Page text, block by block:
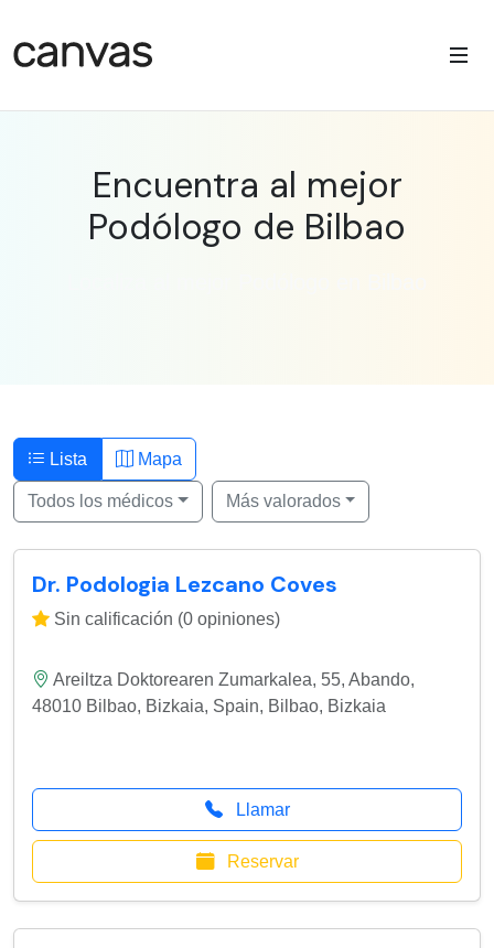
Encuentra al mejor
Podólogo de Bilbao
Lista Mapa
Todos los médicos Más valorados
Dr. Podologia Lezcano Coves
Sin calificación (0 opiniones)
Areiltza Doktorearen Zumarkalea, 55, Abando,
48010 Bilbao, Bizkaia, Spain, Bilbao, Bizkaia
Llamar
Reservar